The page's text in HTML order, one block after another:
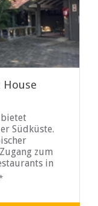
House
bietet
Südküste.
zum
in
Schlucht und